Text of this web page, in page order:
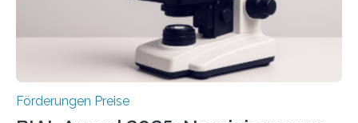
hochrangige wissenschaftliche Publikation zum Thema
Förderungen Preise